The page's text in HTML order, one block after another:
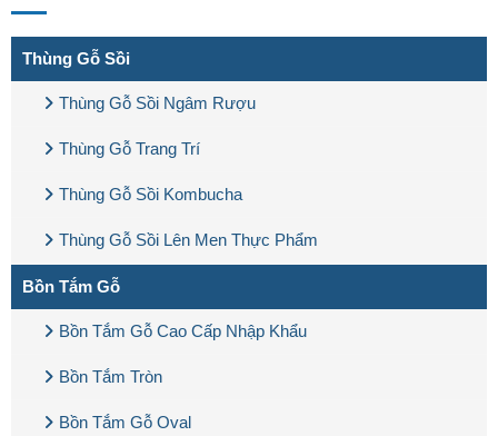
Thùng Gỗ Sồi
Thùng Gỗ Sồi Ngâm Rượu
Thùng Gỗ Trang Trí
Thùng Gỗ Sồi Kombucha
Thùng Gỗ Sồi Lên Men Thực Phẩm
Bồn Tắm Gỗ
Bồn Tắm Gỗ Cao Cấp Nhập Khẩu
Bồn Tắm Tròn
Bồn Tắm Gỗ Oval